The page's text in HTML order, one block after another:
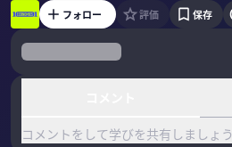
フォロー 評価 保存
コメントをして学びを共有しましょう